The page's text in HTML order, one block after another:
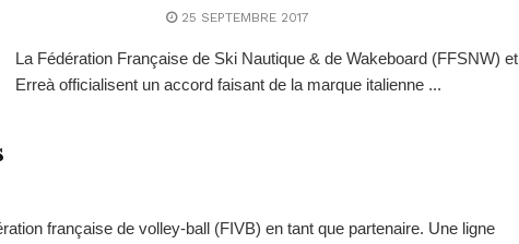
25 SEPTEMBRE 2017
La Fédération Française de Ski Nautique & de Wakeboard (FFSNW) et
Erreà officialisent un accord faisant de la marque italienne ...
française de volley-ball (FIVB) en tant que partenaire. Une ligne